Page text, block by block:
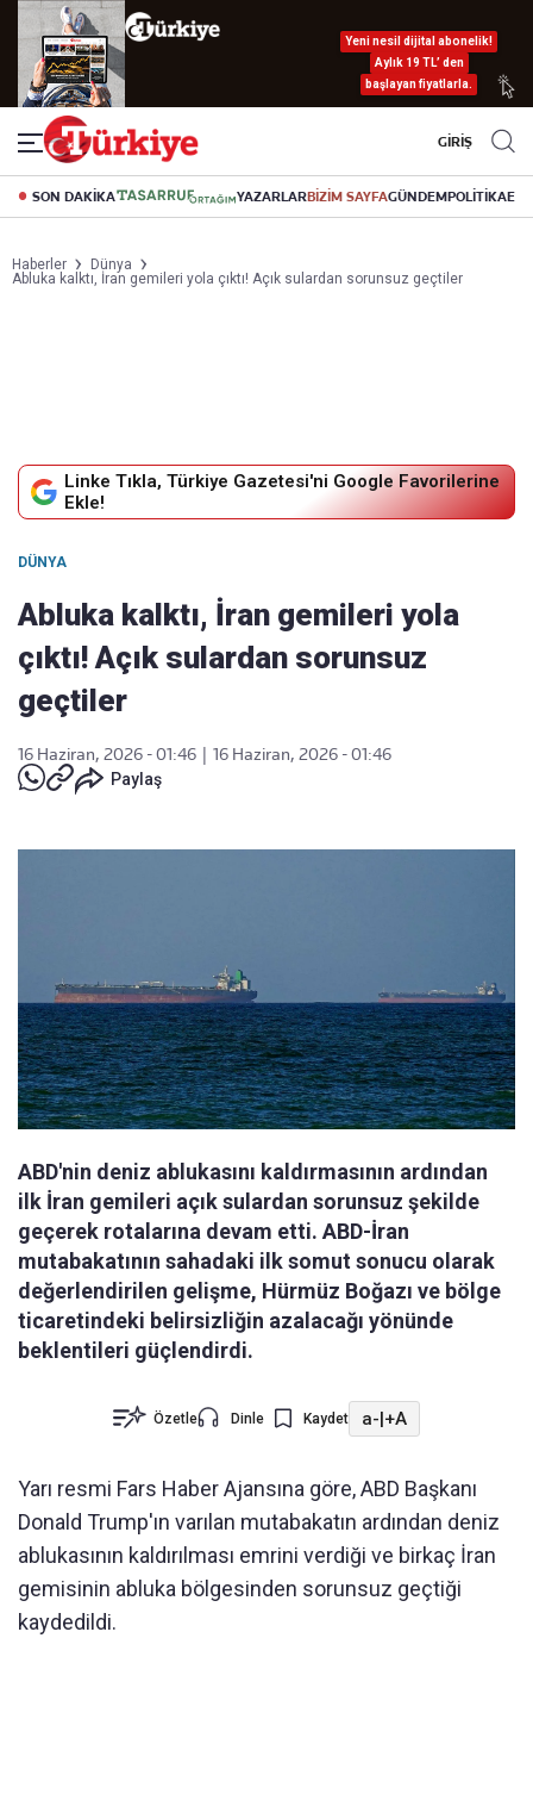
Yeni nesil dijital abonelik!
Aylık 19 TL’ den
başlayan fiyatlarla.
GİRİŞ
SON DAKİKA YAZARLARBİZİM SAYFAGÜNDEMPOLİTİKA
Haberler
Dünya
Abluka kalktı, İran gemileri yola çıktı! Açık sulardan sorunsuz geçtiler
Linke Tıkla, Türkiye Gazetesi'ni Google Favorilerine
Ekle!
DÜNYA
Abluka kalktı, İran gemileri yola
çıktı! Açık sulardan sorunsuz
geçtiler
16 Haziran, 2026 - 01:46
16 Haziran, 2026 - 01:46
Paylaş
ABD'nin deniz ablukasını kaldırmasının ardından
ilk İran gemileri açık sulardan sorunsuz şekilde
geçerek rotalarına devam etti. ABD-İran
mutabakatının sahadaki ilk somut sonucu olarak
değerlendirilen gelişme, Hürmüz Boğazı ve bölge
ticaretindeki belirsizliğin azalacağı yönünde
beklentileri güçlendirdi.
Özetle Dinle Kaydet a-|+A
Yarı resmi Fars Haber Ajansına göre, ABD Başkanı
Donald Trump'ın varılan mutabakatın ardından deniz
ablukasının kaldırılması emrini verdiği ve birkaç İran
gemisinin abluka bölgesinden sorunsuz geçtiği
kaydedildi.